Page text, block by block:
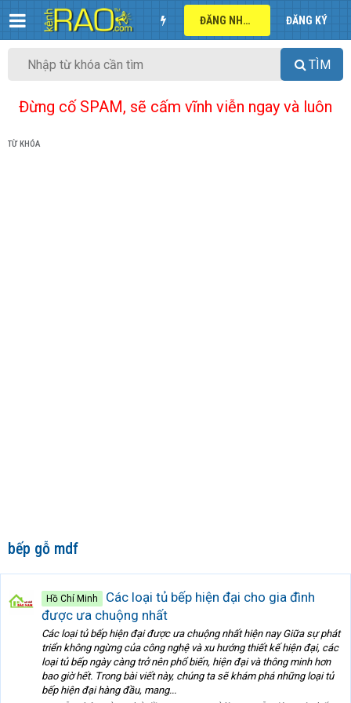
ĐĂNG NHẬP ĐĂNG KÝ
TÌM
Đừng cố SPAM, sẽ cấm vĩnh viễn ngay và luôn
TỪ KHÓA
bếp gỗ mdf
Hồ Chí Minh
Các loại tủ bếp hiện đại cho gia đình
được ưa chuộng nhất
Các loại tủ bếp hiện đại được ưa chuộng nhất hiện nay Giữa sự phát
triển không ngừng của công nghệ và xu hướng thiết kế hiện đại, các
loại tủ bếp ngày càng trở nên phổ biến, hiện đại và thông minh hơn
bao giờ hết. Trong bài viết này, chúng ta sẽ khám phá những loại tủ
bếp hiện đại hàng đầu, mang...